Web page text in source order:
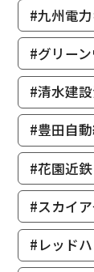
#九州電
#グリー
#清水建
#豊田自
#花園近
#スカイ
#レッド